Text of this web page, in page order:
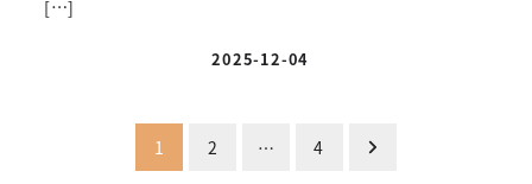
[…]
投稿日
2025-12-04
1 2 … 4